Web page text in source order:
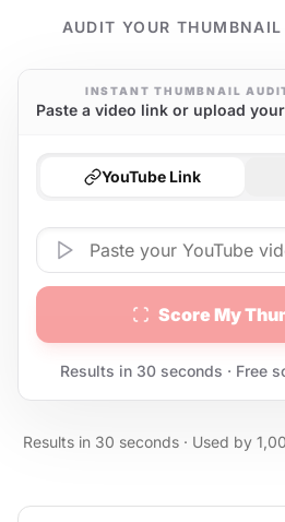
AUDIT YOUR
INSTANT THUMBNAIL
Paste a video link or upload
YouTube Link
Score My
Results in 30 seconds · Free
Results in 30 seconds · Used by